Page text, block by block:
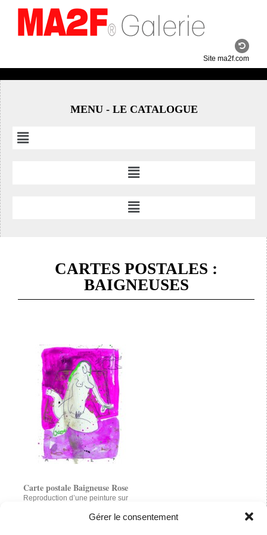
Gérer le consentement
Site ma2f.com
MENU - LE CATALOGUE
CARTES POSTALES :
BAIGNEUSES
Carte postale Baigneuse Rose
Reproduction d’une peinture sur
sun-paint.